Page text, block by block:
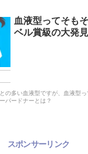
血液型ってそも
ベル賞級の大発見
の多い血液型ですが、血液型っ
パードナーとは？
スポンサーリンク